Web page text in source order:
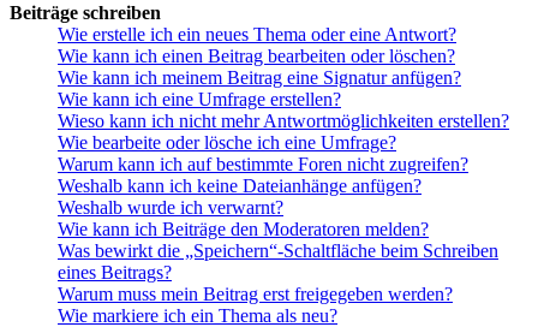
Beiträge schreiben
Wie erstelle ich ein neues Thema oder eine Antwort?
Wie kann ich einen Beitrag bearbeiten oder löschen?
Wie kann ich meinem Beitrag eine Signatur anfügen?
Wie kann ich eine Umfrage erstellen?
Wieso kann ich nicht mehr Antwortmöglichkeiten erstellen?
Wie bearbeite oder lösche ich eine Umfrage?
Warum kann ich auf bestimmte Foren nicht zugreifen?
Weshalb kann ich keine Dateianhänge anfügen?
Weshalb wurde ich verwarnt?
Wie kann ich Beiträge den Moderatoren melden?
Was bewirkt die „Speichern“-Schaltfläche beim Schreiben
eines Beitrags?
Warum muss mein Beitrag erst freigegeben werden?
Wie markiere ich ein Thema als neu?